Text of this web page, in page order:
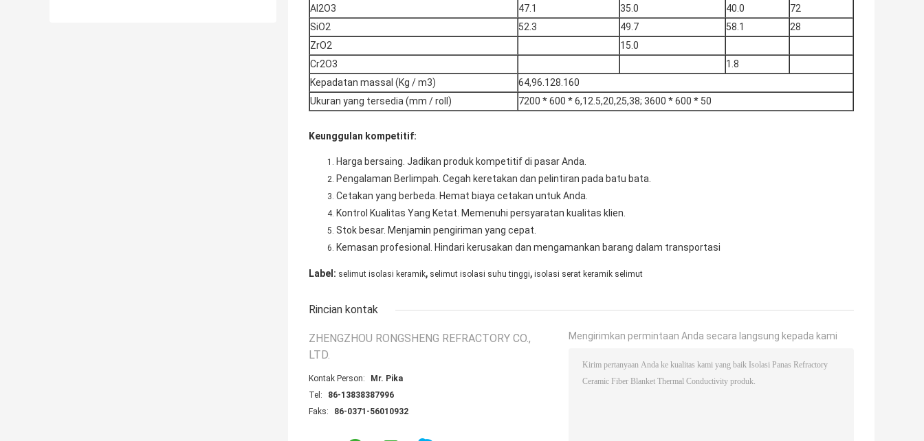
Al2O3
47.1 35.0 40.0
72
SiO2
52.3 49.7 58.1
28
ZrO2
15.0
Cr2O3
1.8
Kepadatan massal (Kg / m3)
64,96.128.160
Ukuran yang tersedia (mm / roll)
7200 * 600 * 6,12.5,20,25,38; 3600 * 600 * 50
Keunggulan kompetitif:
Harga bersaing. Jadikan produk kompetitif di pasar Anda.
Pengalaman Berlimpah. Cegah keretakan dan pelintiran pada batu bata.
Cetakan yang berbeda. Hemat biaya cetakan untuk Anda.
Kontrol Kualitas Yang Ketat. Memenuhi persyaratan kualitas klien.
Stok besar. Menjamin pengiriman yang cepat.
Kemasan profesional. Hindari kerusakan dan mengamankan barang dalam transportasi
Label: selimut isolasi keramik, selimut isolasi suhu tinggi, isolasi serat keramik selimut
Rincian kontak
ZHENGZHOU RONGSHENG REFRACTORY CO.,
LTD.
Kontak Person:
Mr. Pika
Tel:
86-13838387996
Faks:
86-0371-56010932
Mengirimkan permintaan Anda secara langsung kepada kami